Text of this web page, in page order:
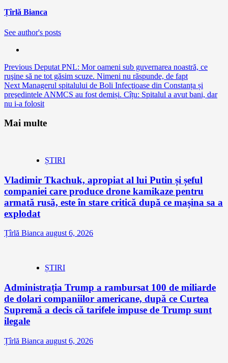
Țîrlă Bianca
See author's posts
Continue
Reading
Previous Deputat PNL: Mor oameni sub guvernarea noastră, ce
ruşine să ne tot găsim scuze. Nimeni nu răspunde, de fapt
Next Managerul spitalului de Boli Infecţioase din Constanța și
preşedintele ANMCS au fost demiși. Cîțu: Spitalul a avut bani, dar
nu i-a folosit
Mai multe
ȘTIRI
Vladimir Tkachuk, apropiat al lui Putin și șeful
companiei care produce drone kamikaze pentru
armată rusă, este în stare critică după ce mașina sa a
explodat
Țîrlă Bianca august 6, 2026
ȘTIRI
Administrația Trump a rambursat 100 de miliarde
de dolari companiilor americane, după ce Curtea
Supremă a decis că tarifele impuse de Trump sunt
ilegale
Țîrlă Bianca august 6, 2026